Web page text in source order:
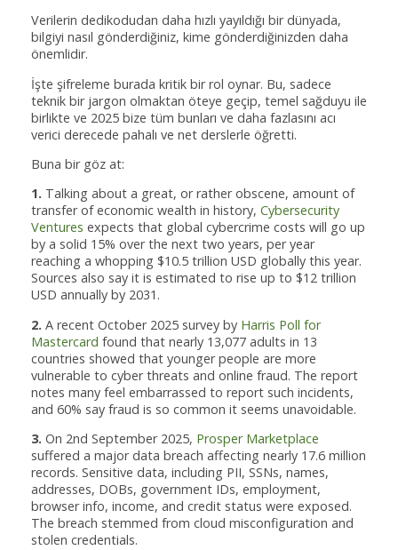
Verilerin dedikodudan daha hızlı yayıldığı bir dünyada,
bilgiyi nasıl gönderdiğiniz, kime gönderdiğinizden daha
önemlidir.
İşte şifreleme burada kritik bir rol oynar. Bu, sadece
teknik bir jargon olmaktan öteye geçip, temel sağduyu ile
birlikte ve 2025 bize tüm bunları ve daha fazlasını acı
verici derecede pahalı ve net derslerle öğretti.
Buna bir göz at:
1. Talking about a great, or rather obscene, amount of
transfer of economic wealth in history, Cybersecurity
Ventures expects that global cybercrime costs will go up
by a solid 15% over the next two years, per year
reaching a whopping $10.5 trillion USD globally this year.
Sources also say it is estimated to rise up to $12 trillion
USD annually by 2031.
2. A recent October 2025 survey by Harris Poll for
Mastercard found that nearly 13,077 adults in 13
countries showed that younger people are more
vulnerable to cyber threats and online fraud. The report
notes many feel embarrassed to report such incidents,
and 60% say fraud is so common it seems unavoidable.
3. On 2nd September 2025, Prosper Marketplace
suffered a major data breach affecting nearly 17.6 million
records. Sensitive data, including PII, SSNs, names,
addresses, DOBs, government IDs, employment,
browser info, income, and credit status were exposed.
The breach stemmed from cloud misconfiguration and
stolen credentials.